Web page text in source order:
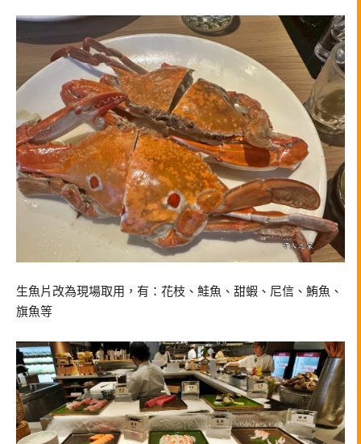
生魚片改為現場取用，有：花枝、鮭魚、甜蝦、尼信、鮪魚、
旗魚等